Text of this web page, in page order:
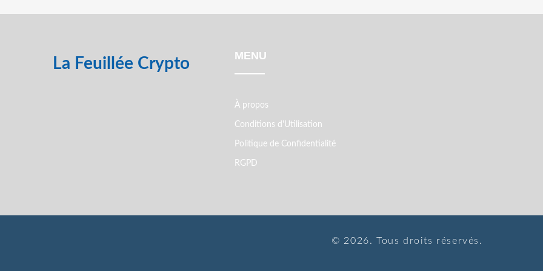
La Feuillée Crypto MENU
À propos
Conditions d'Utilisation
Politique de Confidentialité
RGPD
© 2026. Tous droits réservés.